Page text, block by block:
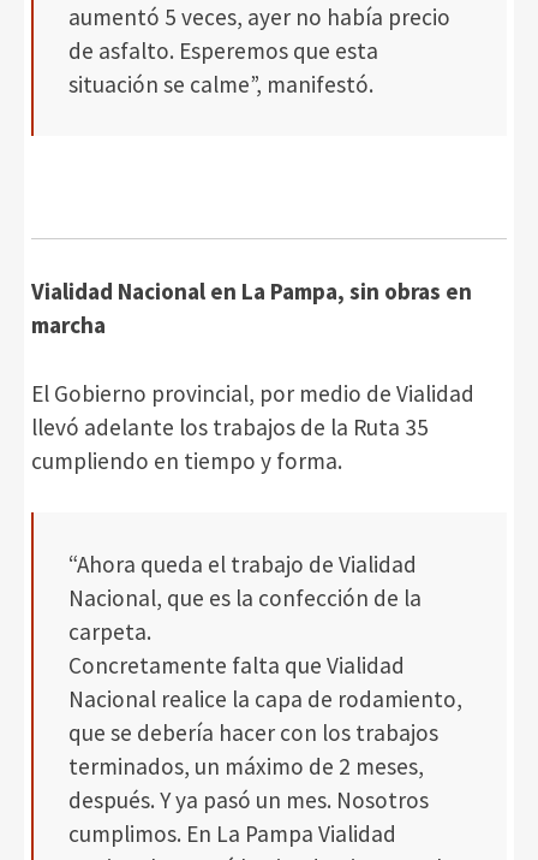
aumentó 5 veces, ayer no había precio
de asfalto. Esperemos que esta
situación se calme”, manifestó.
Vialidad Nacional en La Pampa, sin obras en
marcha
El Gobierno provincial, por medio de Vialidad
llevó adelante los trabajos de la Ruta 35
cumpliendo en tiempo y forma.
“Ahora queda el trabajo de Vialidad
Nacional, que es la confección de la
carpeta.
Concretamente falta que Vialidad
Nacional realice la capa de rodamiento,
que se debería hacer con los trabajos
terminados, un máximo de 2 meses,
después. Y ya pasó un mes. Nosotros
cumplimos. En La Pampa Vialidad